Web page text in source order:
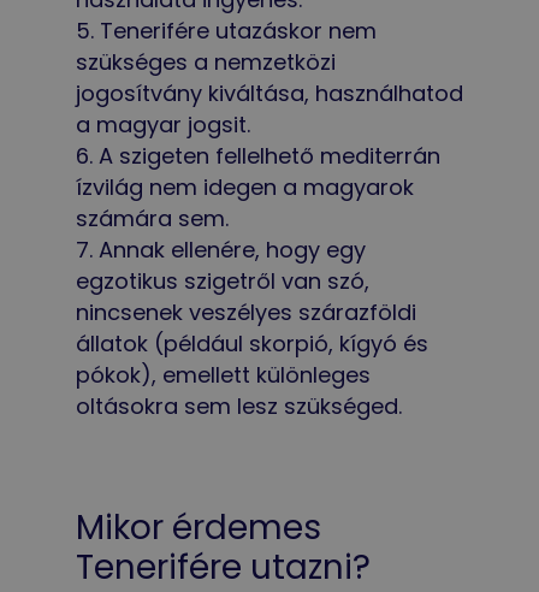
Tenerifére utazáskor nem
szükséges a nemzetközi
jogosítvány kiváltása, használhatod
a magyar jogsit.
A szigeten fellelhető mediterrán
ízvilág nem idegen a magyarok
számára sem.
Annak ellenére, hogy egy
egzotikus szigetről van szó,
nincsenek veszélyes szárazföldi
állatok (például skorpió, kígyó és
pókok), emellett különleges
oltásokra sem lesz szükséged.
Mikor érdemes
Tenerifére utazni?